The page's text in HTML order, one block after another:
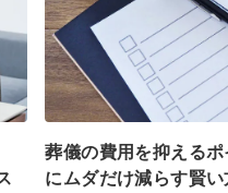
葬儀の費用を抑える
にムダだけ減らす賢い